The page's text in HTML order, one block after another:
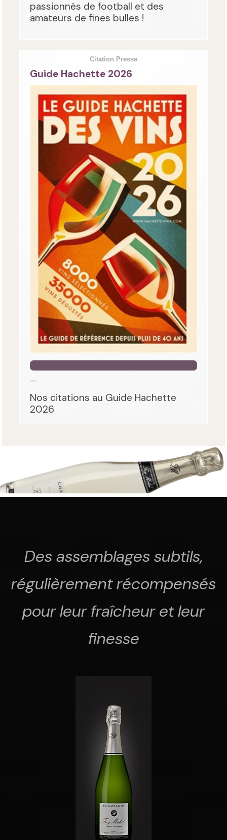
passionnés de football et des
amateurs de fines bulles !
Citation Presse
Guide Hachette 2026
—
Nos citations au Guide Hachette
2026
Des assemblages subtils,
régulièrement récompensés
pour leur fraîcheur et leur
finesse